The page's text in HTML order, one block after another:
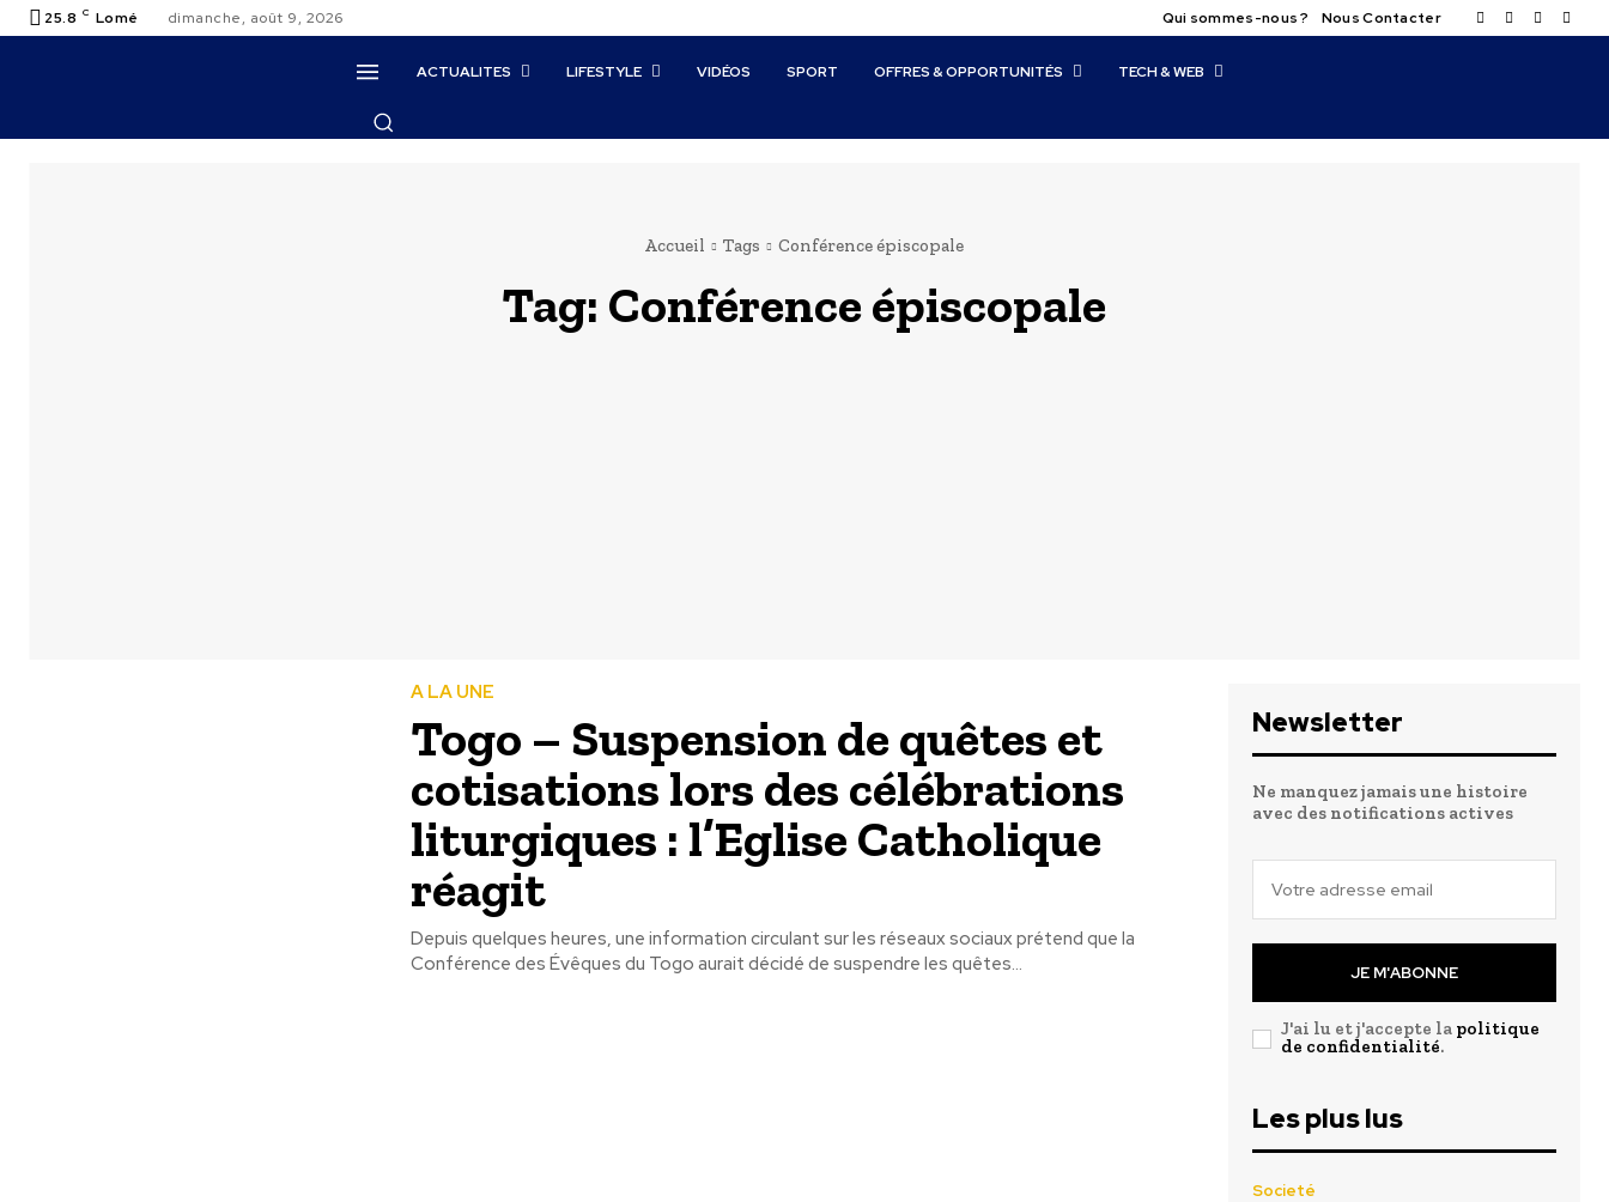
25.8 C Lomé dimanche, août 9, 2026 Qui sommes-nous ? Nous Contacter
ACTUALITES LIFESTYLE VIDÉOS SPORT OFFRES & OPPORTUNITÉS TECH & WEB
Accueil Tags Conférence épiscopale
Tag: Conférence épiscopale
A LA UNE
Togo – Suspension de quêtes et
cotisations lors des célébrations
liturgiques : l’Eglise Catholique
réagit
Depuis quelques heures, une information circulant sur les réseaux sociaux prétend que la
Conférence des Évêques du Togo aurait décidé de suspendre les quêtes...
Newsletter
Ne manquez jamais une histoire
avec des notifications actives
JE M'ABONNE
J'ai lu et j'accepte la politique
de confidentialité.
Les plus lus
Societé